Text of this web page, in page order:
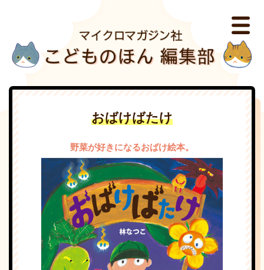
おばけばたけ
野菜が好きになるおばけ絵本。